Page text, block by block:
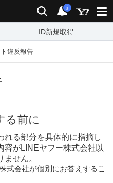
検索 通知
i
ID新規取得
違反報告
る前に
れる部分を具体的に指摘し
容がLINEヤフー株式会社以
せん。
式会社が個別にお答えするこ